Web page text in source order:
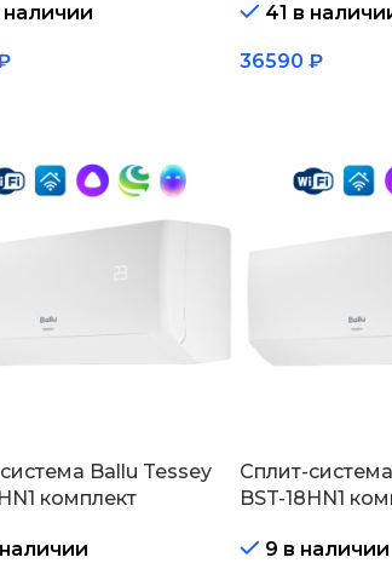
наличии 41 в
36590 ₽
Ballu Tessey
комплект
Сплит-
BST-18HN1
9 в наличии